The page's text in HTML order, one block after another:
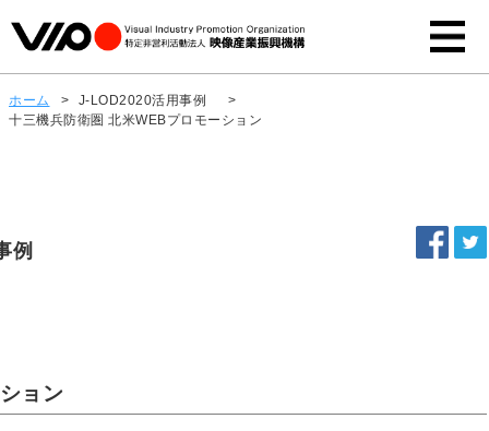
ホーム > J-LOD2020活用事例
>
十三機兵防衛圏 北米WEBプロモーション
例
ョン